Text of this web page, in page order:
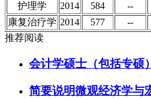
护理学
2014 584 --
康复治疗学 2014 577 --
推荐阅读
会计学硕士（包括专硕
简要说明微观经济学与